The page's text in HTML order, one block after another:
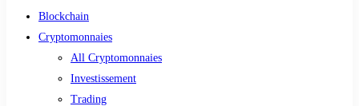
Blockchain
Cryptomonnaies
All Cryptomonnaies
Investissement
Trading